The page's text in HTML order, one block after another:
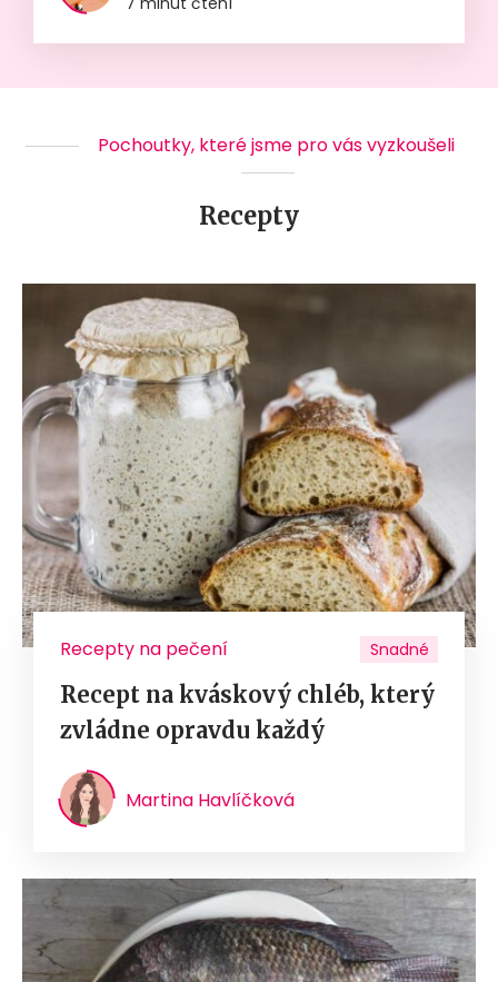
Pochoutky, které jsme pro vás vyzkoušeli
Recepty
Recepty na pečení Snadné
Recept na kváskový chléb, který
zvládne opravdu každý
Martina Havlíčková